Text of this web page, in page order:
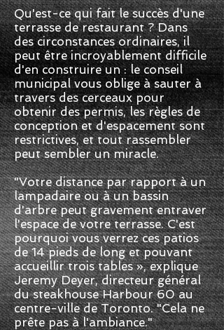
Qu'est-ce qui fait le succès d'une
terrasse de restaurant ? Dans
des circonstances ordinaires, il
peut être incroyablement difficile
d'en construire un : le conseil
municipal vous oblige à sauter à
travers des cerceaux pour
obtenir des permis, les règles de
conception et d'espacement sont
restrictives, et tout rassembler
peut sembler un miracle.
"Votre distance par rapport à un
lampadaire ou à un bassin
d'arbre peut gravement entraver
l'espace de votre terrasse. C'est
pourquoi vous verrez ces patios
de 14 pieds de long et pouvant
accueillir trois tables », explique
Jeremy Deyer, directeur général
du steakhouse Harbour 60 au
centre-ville de Toronto. "Cela ne
prête pas à l'ambiance."